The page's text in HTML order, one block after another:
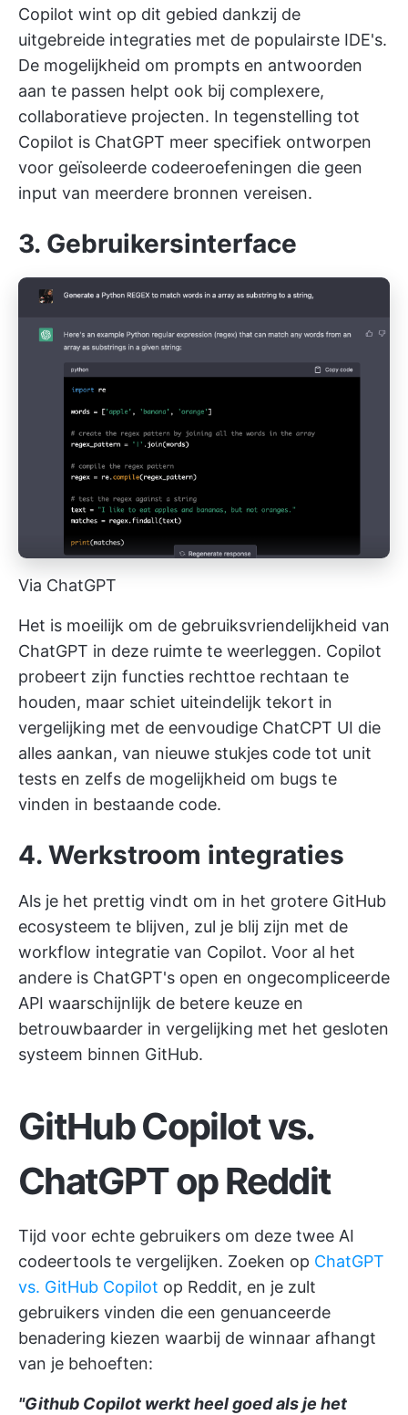
Copilot wint op dit gebied dankzij de
uitgebreide integraties met de populairste IDE's.
De mogelijkheid om prompts en antwoorden
aan te passen helpt ook bij complexere,
collaboratieve projecten. In tegenstelling tot
Copilot is ChatGPT meer specifiek ontworpen
voor geïsoleerde codeeroefeningen die geen
input van meerdere bronnen vereisen.
3. Gebruikersinterface
Via ChatGPT
Het is moeilijk om de gebruiksvriendelijkheid van
ChatGPT in deze ruimte te weerleggen. Copilot
probeert zijn functies rechttoe rechtaan te
houden, maar schiet uiteindelijk tekort in
vergelijking met de eenvoudige ChatCPT UI die
alles aankan, van nieuwe stukjes code tot unit
tests en zelfs de mogelijkheid om bugs te
vinden in bestaande code.
4. Werkstroom integraties
Als je het prettig vindt om in het grotere GitHub
ecosysteem te blijven, zul je blij zijn met de
workflow integratie van Copilot. Voor al het
andere is ChatGPT's open en ongecompliceerde
API waarschijnlijk de betere keuze en
betrouwbaarder in vergelijking met het gesloten
systeem binnen GitHub.
GitHub Copilot vs.
ChatGPT op Reddit
Tijd voor echte gebruikers om deze twee AI
codeertools te vergelijken. Zoeken op ChatGPT
vs. GitHub Copilot op Reddit, en je zult
gebruikers vinden die een genuanceerde
benadering kiezen waarbij de winnaar afhangt
van je behoeften:
"Github Copilot werkt heel goed als je het